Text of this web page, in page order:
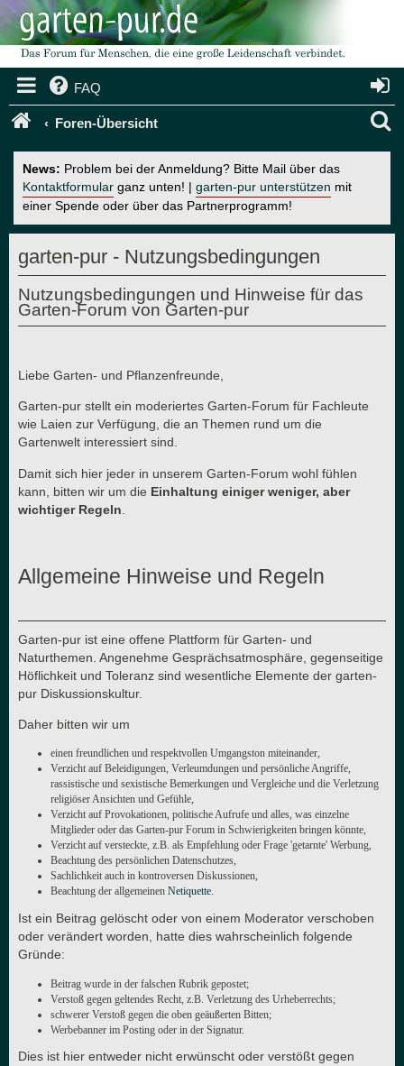
FAQ
Foren-Übersicht
News: Problem bei der Anmeldung? Bitte Mail über das
Kontaktformular ganz unten! | garten-pur unterstützen mit
einer Spende oder über das Partnerprogramm!
garten-pur - Nutzungsbedingungen
Nutzungsbedingungen und Hinweise für das
Garten-Forum von Garten-pur
Liebe Garten- und Pflanzenfreunde,
Garten-pur stellt ein moderiertes Garten-Forum für Fachleute
wie Laien zur Verfügung, die an Themen rund um die
Gartenwelt interessiert sind.
Damit sich hier jeder in unserem Garten-Forum wohl fühlen
kann, bitten wir um die Einhaltung einiger weniger, aber
wichtiger Regeln
Allgemeine Hinweise und Regeln
Garten-pur ist eine offene Plattform für Garten- und
Naturthemen. Angenehme Gesprächsatmosphäre, gegenseitige
Höflichkeit und Toleranz sind wesentliche Elemente der garten-
pur Diskussionskultur.
Daher bitten wir um
einen freundlichen und respektvollen Umgangston miteinander,
Verzicht auf Beleidigungen, Verleumdungen und persönliche Angriffe,
rassistische und sexistische Bemerkungen und Vergleiche und die Verletzung
religiöser Ansichten und Gefühle,
Verzicht auf Provokationen, politische Aufrufe und alles, was einzelne
Mitglieder oder das Garten-pur Forum in Schwierigkeiten bringen könnte,
Verzicht auf versteckte, z.B. als Empfehlung oder Frage 'getarnte' Werbung,
Beachtung des persönlichen Datenschutzes,
Sachlichkeit auch in kontroversen Diskussionen,
Beachtung der allgemeinen Netiquette.
Ist ein Beitrag gelöscht oder von einem Moderator verschoben
oder verändert worden, hatte dies wahrscheinlich folgende
Gründe:
Beitrag wurde in der falschen Rubrik gepostet;
Verstoß gegen geltendes Recht, z.B. Verletzung des Urheberrechts;
schwerer Verstoß gegen die oben geäußerten Bitten;
Werbebanner im Posting oder in der Signatur.
Dies ist hier entweder nicht erwünscht oder verstößt gegen